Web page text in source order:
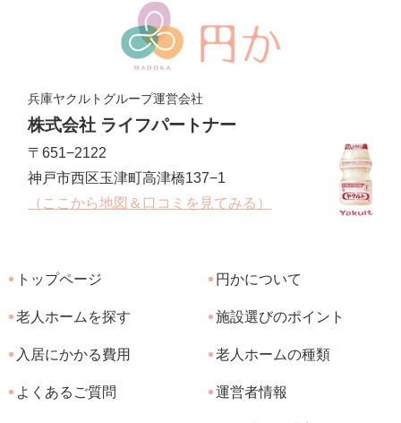
兵庫ヤクルトグループ運営会社
株式会社 ライフパートナー
〒651−2122
神戸市西区玉津町高津橋137−1
（ここから地図＆口コミを見てみる）
トップページ 円かについて
老人ホームを探す 施設選びのポイント
入居にかかる費用 老人ホームの種類
よくあるご質問 運営者情報